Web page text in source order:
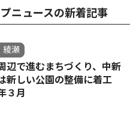
ニュースの新着記事
綾瀬
辺で進むまちづくり、中新
新しい公園の整備に着工
３月